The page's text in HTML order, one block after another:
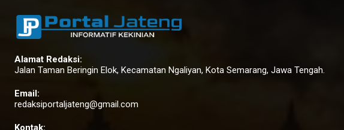
Alamat Redaksi:
Jalan Taman Beringin Elok, Kecamatan Ngaliyan, Kota Semarang, Jawa Tengah.
Email:
redaksiportaljateng@gmail.com
Kontak: